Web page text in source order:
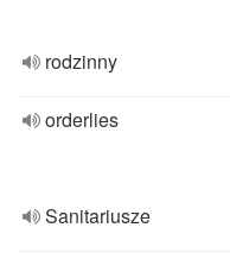
rodzinny
orderlies
Sanitariusze